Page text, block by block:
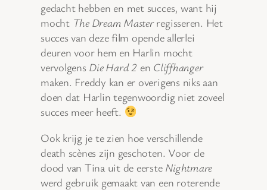
gedacht hebben en met succes, want hij
mocht The Dream Masterregisseren. Het
succes van deze film opende allerlei
deuren voor hem en Harlin mocht
vervolgens Die Hard 2 en Cliffhanger
maken. Freddy kan er overigens niks aan
doen dat Harlin tegenwoordig niet zoveel
succes meer heeft.
Ook krijg je te zien hoe verschillende
death scènes zijn geschoten. Voor de
dood van Tina uit de eerste Nightmare
werd gebruik gemaakt van een roterende